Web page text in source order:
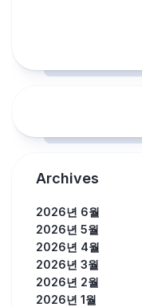
Archives
2026년 6월
2026년 5월
2026년 4월
2026년 3월
2026년 2월
2026년 1월